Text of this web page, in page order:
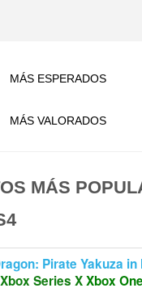
MÁS ESPERADOS
MÁS VALORADOS
MÁS
Pirate Yakuza in
Xbox Series XXbox One